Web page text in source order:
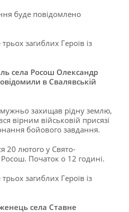
буде повідомлено
села Росош Олександр
в Свалявській
захищав рідну землю,
вірним військовій присязі
бойового завдання.
20 лютого у Свято-
Початок о 12 годині.
села Ставне